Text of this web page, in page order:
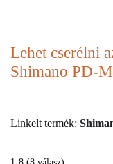
Lehet cserélni
Shimano PD-
Linkelt termék: